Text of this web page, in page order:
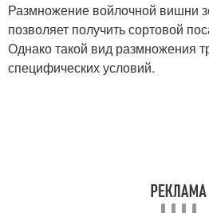
Размножение войлочной вишни
позволяет получить сортовой
Однако такой вид размножения
специфических условий.